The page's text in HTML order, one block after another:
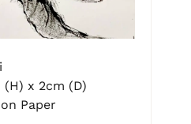
x 2cm (D)
Paper